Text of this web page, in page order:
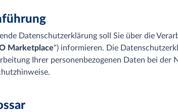
Datenschutzerklärung soll Sie über die
Marketplace") informieren. Die
Ihrer personenbezogenen Daten bei